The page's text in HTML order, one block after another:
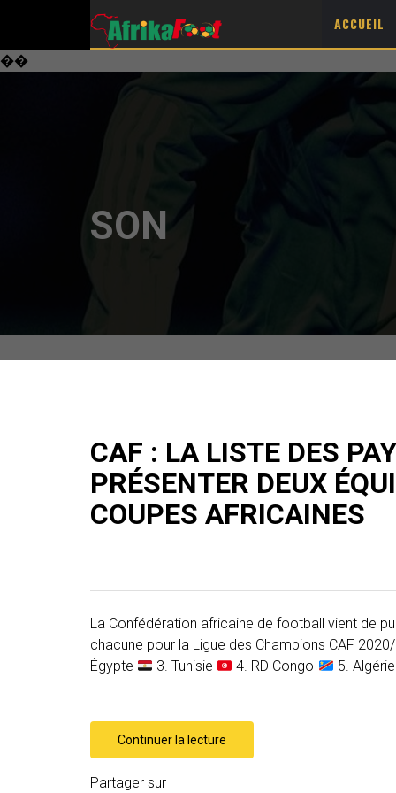
ACCUEIL
��
SON
CAF : LA LISTE DES
PRÉSENTER DEUX
COUPES AFRICAINES
La Confédération africaine de football vient de
chacune pour la Ligue des Champions CAF
Égypte
3. Tunisie 4. RD Congo 5. Algérie
Continuer la lecture
Partager sur